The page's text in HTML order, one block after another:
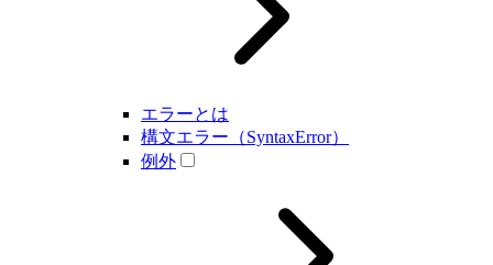
エラーとは
構文エラー（SyntaxError）
例外